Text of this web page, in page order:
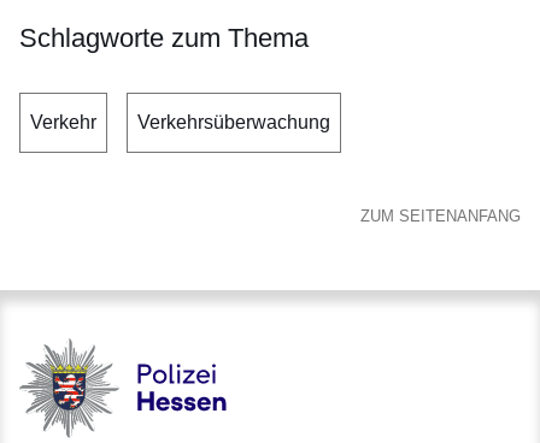
Schlagworte zum Thema
Verkehr Verkehrsüberwachung
ZUM SEITENANFANG
Polizei - Polizei.hessen.de